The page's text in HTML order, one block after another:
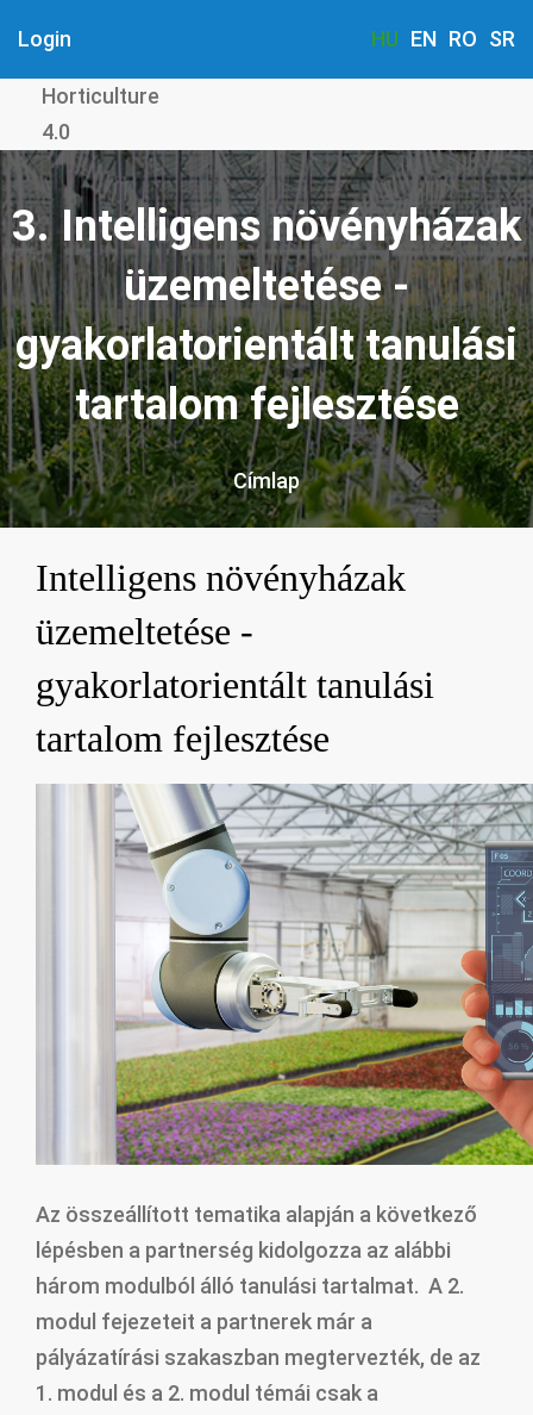
tartalomra
Login HU EN RO SR
Horticulture
4.0
3. Intelligens növényházak
üzemeltetése -
gyakorlatorientált tanulási
tartalom fejlesztése
Morzsa
Címlap
Intelligens növényházak
üzemeltetése -
gyakorlatorientált tanulási
tartalom fejlesztése
Az összeállított tematika alapján a következő
lépésben a partnerség kidolgozza az alábbi
három modulból álló tanulási tartalmat. A 2.
modul fejezeteit a partnerek már a
pályázatírási szakaszban megtervezték, de az
1. modul és a 2. modul témái csak a